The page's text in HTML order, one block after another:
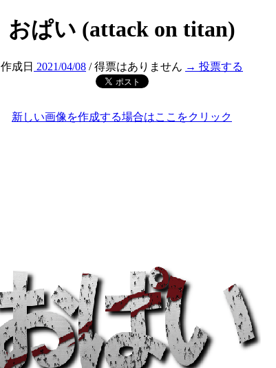
おぱい (attack on titan)
作成日 2021/04/08 / 得票はありません → 投票する
新しい画像を作成する場合はここをクリック